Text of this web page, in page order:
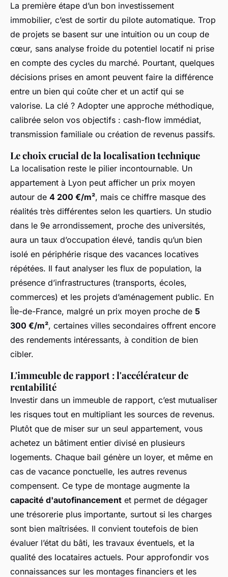
La première étape d’un bon investissement
immobilier, c’est de sortir du pilote automatique. Trop
de projets se basent sur une intuition ou un coup de
cœur, sans analyse froide du potentiel locatif ni prise
en compte des cycles du marché. Pourtant, quelques
décisions prises en amont peuvent faire la différence
entre un bien qui coûte cher et un actif qui se
valorise. La clé ? Adopter une approche méthodique,
calibrée selon vos objectifs : cash-flow immédiat,
transmission familiale ou création de revenus passifs.
Le choix crucial de la localisation technique
La localisation reste le pilier incontournable. Un
appartement à Lyon peut afficher un prix moyen
autour de 4 200 €/m², mais ce chiffre masque des
réalités très différentes selon les quartiers. Un studio
dans le 9e arrondissement, proche des universités,
aura un taux d’occupation élevé, tandis qu’un bien
isolé en périphérie risque des vacances locatives
répétées. Il faut analyser les flux de population, la
présence d’infrastructures (transports, écoles,
commerces) et les projets d’aménagement public. En
Île-de-France, malgré un prix moyen proche de 5
300 €/m², certaines villes secondaires offrent encore
des rendements intéressants, à condition de bien
cibler.
L'immeuble de rapport : l'accélérateur de
rentabilité
Investir dans un immeuble de rapport, c’est mutualiser
les risques tout en multipliant les sources de revenus.
Plutôt que de miser sur un seul appartement, vous
achetez un bâtiment entier divisé en plusieurs
logements. Chaque bail génère un loyer, et même en
cas de vacance ponctuelle, les autres revenus
compensent. Ce type de montage augmente la
capacité d'autofinancement et permet de dégager
une trésorerie plus importante, surtout si les charges
sont bien maîtrisées. Il convient toutefois de bien
évaluer l’état du bâti, les travaux éventuels, et la
qualité des locataires actuels. Pour approfondir vos
connaissances sur les montages financiers et les